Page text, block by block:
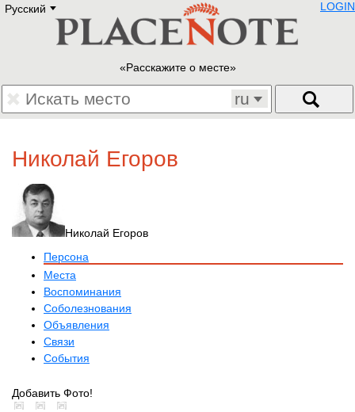
Русский E
Deutsch
Francais
Polski
Eestikeelne
LOGIN
Расскажите о месте
ru
Николай Егоров
Николай Егоров
Персона
Места
Воспоминания
Соболезнования
Объявления
Связи
События
Добавить Фото!